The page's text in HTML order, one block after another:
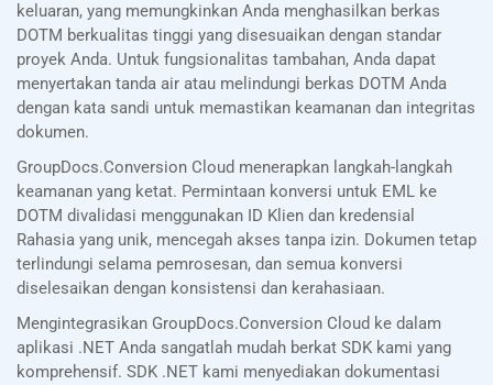
keluaran, yang memungkinkan Anda menghasilkan berkas
DOTM berkualitas tinggi yang disesuaikan dengan standar
proyek Anda. Untuk fungsionalitas tambahan, Anda dapat
menyertakan tanda air atau melindungi berkas DOTM Anda
dengan kata sandi untuk memastikan keamanan dan integritas
dokumen.
GroupDocs.Conversion Cloud menerapkan langkah-langkah
keamanan yang ketat. Permintaan konversi untuk EML ke
DOTM divalidasi menggunakan ID Klien dan kredensial
Rahasia yang unik, mencegah akses tanpa izin. Dokumen tetap
terlindungi selama pemrosesan, dan semua konversi
diselesaikan dengan konsistensi dan kerahasiaan.
Mengintegrasikan GroupDocs.Conversion Cloud ke dalam
aplikasi .NET Anda sangatlah mudah berkat SDK kami yang
komprehensif. SDK .NET kami menyediakan dokumentasi